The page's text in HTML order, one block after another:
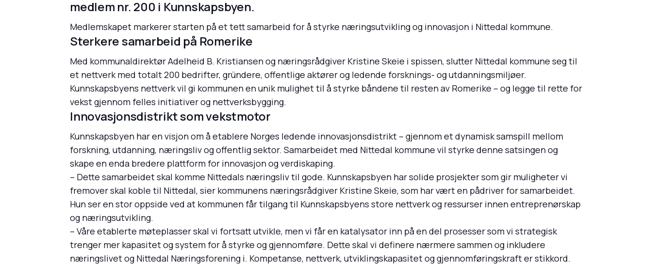
medlem nr. 200 i Kunnskapsbyen.
Medlemskapet markerer starten på et tett samarbeid for å styrke næringsutvikling og innovasjon i Nittedal kommune.
Sterkere samarbeid på Romerike
Med kommunaldirektør Adelheid B. Kristiansen og næringsrådgiver Kristine Skeie i spissen, slutter Nittedal kommune seg til
et nettverk med totalt 200 bedrifter, gründere, offentlige aktører og ledende forsknings- og utdanningsmiljøer.
Kunnskapsbyens nettverk vil gi kommunen en unik mulighet til å styrke båndene til resten av Romerike – og legge til rette for
vekst gjennom felles initiativer og nettverksbygging.
Innovasjonsdistrikt som vekstmotor
Kunnskapsbyen har en visjon om å etablere Norges ledende innovasjonsdistrikt – gjennom et dynamisk samspill mellom
forskning, utdanning, næringsliv og offentlig sektor. Samarbeidet med Nittedal kommune vil styrke denne satsingen og
skape en enda bredere plattform for innovasjon og verdiskaping.
– Dette samarbeidet skal komme Nittedals næringsliv til gode. Kunnskapsbyen har solide prosjekter som gir muligheter vi
fremover skal koble til Nittedal, sier kommunens næringsrådgiver Kristine Skeie, som har vært en pådriver for samarbeidet.
Hun ser en stor oppside ved at kommunen får tilgang til Kunnskapsbyens store nettverk og ressurser innen entreprenørskap
og næringsutvikling.
– Våre etablerte møteplasser skal vi fortsatt utvikle, men vi får en katalysator inn på en del prosesser som vi strategisk
trenger mer kapasitet og system for å styrke og gjennomføre. Dette skal vi definere nærmere sammen og inkludere
næringslivet og Nittedal Næringsforening i. Kompetanse, nettverk, utviklingskapasitet og gjennomføringskraft er stikkord.